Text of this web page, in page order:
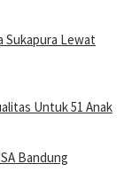
Sukapura Lewat
Untuk 51 Anak
Bandung